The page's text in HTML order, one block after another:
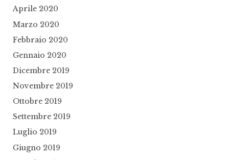
Aprile 2020
Marzo 2020
Febbraio 2020
Gennaio 2020
Dicembre 2019
Novembre 2019
Ottobre 2019
Settembre 2019
Luglio 2019
Giugno 2019